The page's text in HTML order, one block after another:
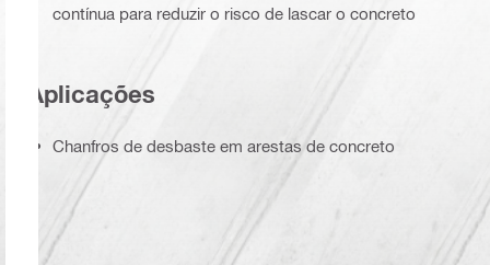
contínua para reduzir o risco de lascar o concreto
Aplicações
Chanfros de desbaste em arestas de concreto